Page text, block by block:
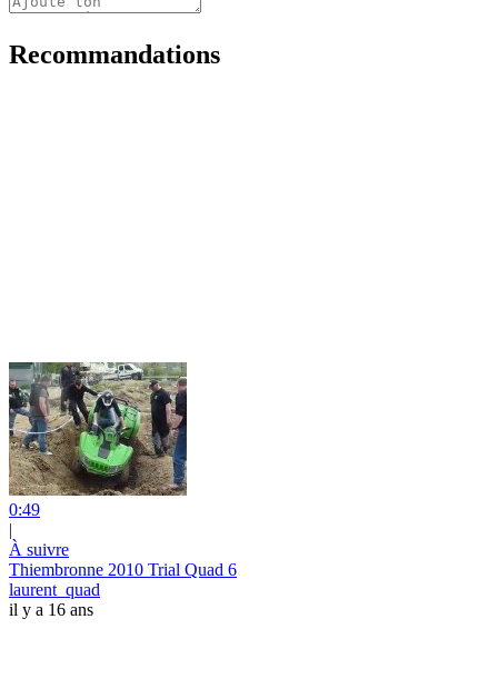
Recommandations
0:49
|
À suivre
Thiembronne 2010 Trial Quad 6
laurent_quad
il y a 16 ans